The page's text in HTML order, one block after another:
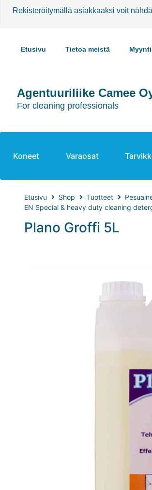
Rekisteröitymällä asiakkaaksi voit
Etusivu Tietoa meistä
Agentuuriliike Camee
For cleaning professionals
Koneet Varaosat
Plano Groffi 5L
Etusivu Shop Tuotteet
EN Special & heavy duty cleaning